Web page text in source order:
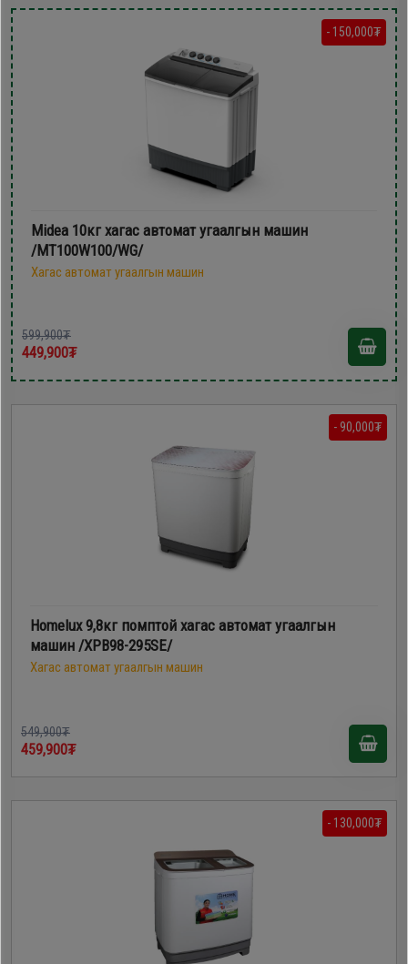
- 150,000₮
Midea 10кг хагас автомат угаалгын машин
/MT100W100/WG/
Хагас автомат угаалгын машин
599,900₮
449,900₮
- 90,000₮
Homelux 9,8кг помптой хагас автомат угаалгын
машин /XPB98-295SE/
Хагас автомат угаалгын машин
549,900₮
459,900₮
- 130,000₮